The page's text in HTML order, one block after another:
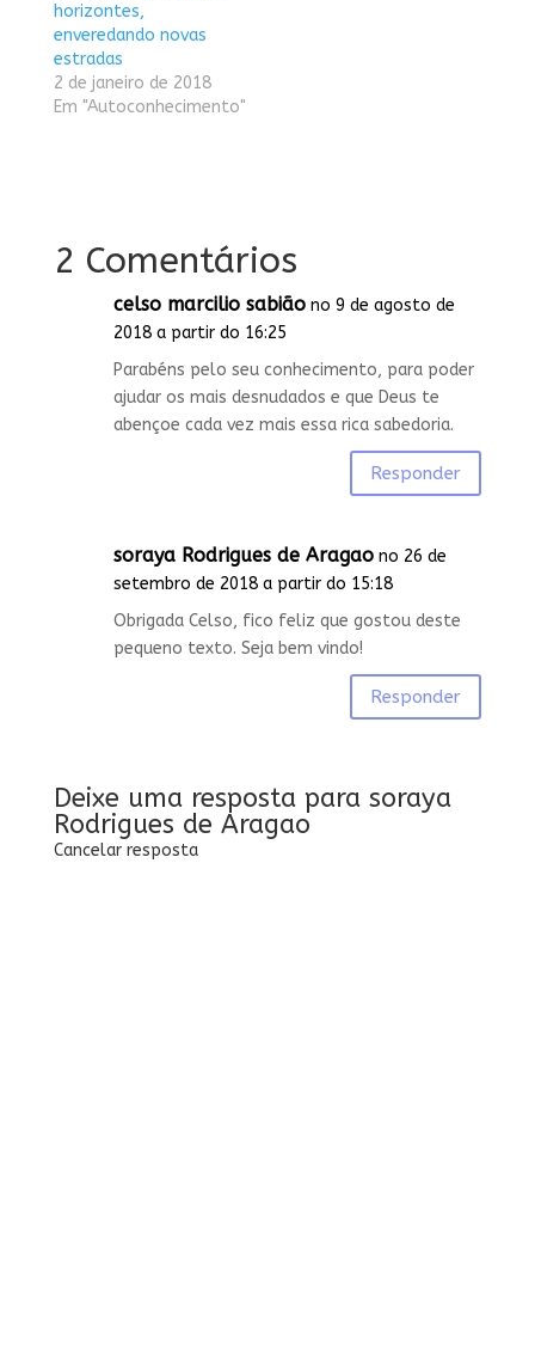
horizontes,
enveredando novas
estradas
2 de janeiro de 2018
Em "Autoconhecimento"
2 Comentários
celso marcilio sabião no 9 de agosto de
2018 a partir do 16:25
Parabéns pelo seu conhecimento, para poder
ajudar os mais desnudados e que Deus te
abençoe cada vez mais essa rica sabedoria.
Responder
soraya Rodrigues de Aragao no 26 de
setembro de 2018 a partir do 15:18
Obrigada Celso, fico feliz que gostou deste
pequeno texto. Seja bem vindo!
Responder
Deixe uma resposta para soraya
Rodrigues de Aragao
Cancelar resposta